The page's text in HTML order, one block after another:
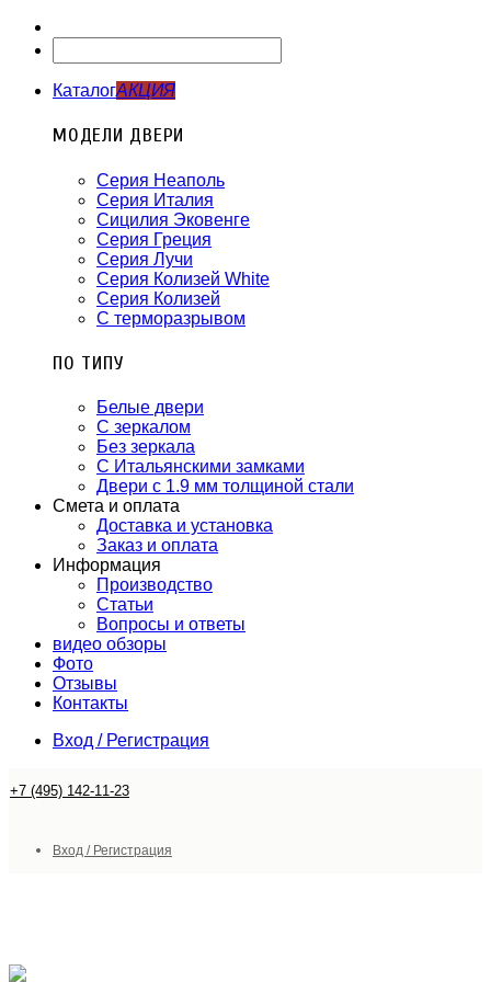
КаталогАКЦИЯ
МОДЕЛИ ДВЕРИ
Серия Неаполь
Серия Италия
Сицилия Эковенге
Серия Греция
Серия Лучи
Серия Колизей White
Серия Колизей
С терморазрывом
ПО ТИПУ
Белые двери
С зеркалом
Без зеркала
С Итальянскими замками
Двери с 1.9 мм толщиной стали
Смета и оплата
Доставка и установка
Заказ и оплата
Информация
Производство
Статьи
Вопросы и ответы
видео обзоры
Фото
Отзывы
Контакты
Вход / Регистрация
+7 (495) 142-11-23
Вход / Регистрация